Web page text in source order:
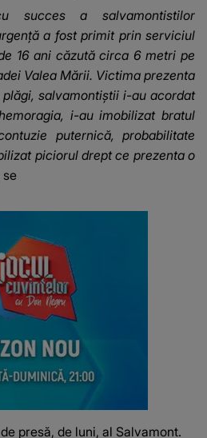
succes a salvamontistilor
a fost primit prin serviciul
16 ani căzută circa 6 metri pe
Valea Mării. Victima prezenta
salvamontiştii i-au acordat
i-au imobilizat bratul
puternică, probabilitate
piciorul drept ce prezenta o
se
presă, de luni, al Salvamont.